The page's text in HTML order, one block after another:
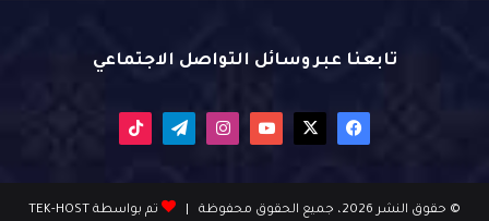
تابعنا عبر وسائل التواصل الاجتماعي
فيسبوك يوتيوب انستقرام تيلقرام
© حقوق النشر 2026، جميع الحقوق محفوظة | تم بواسطة TEK-HOST